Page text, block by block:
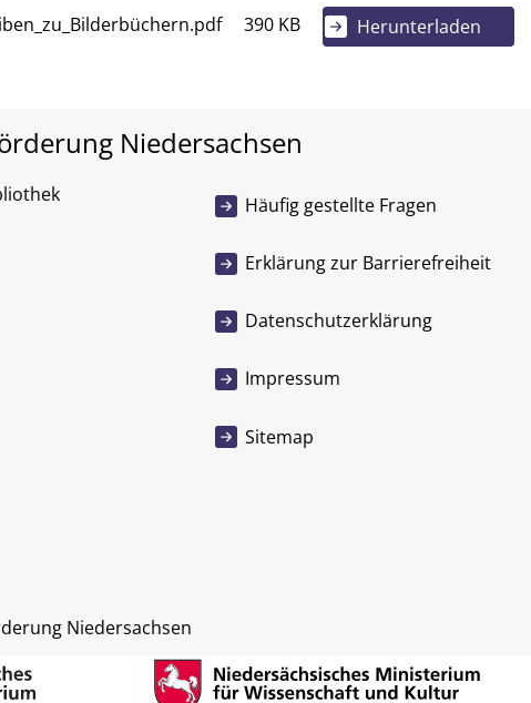
390 KB Herunterladen
Niedersachsen
Häufig gestellte Fragen
Erklärung zur Barrierefreiheit
Datenschutzerklärung
Impressum
Sitemap
Niedersachsen